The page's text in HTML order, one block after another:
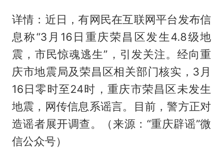
详情：近日，有网民在互联网平台发布信
息称“3月16日重庆荣昌区发生4.8级地
震，市民惊魂逃生”，引发关注。经向重
庆市地震局及荣昌区相关部门核实，3月
16日零时至24时，重庆市荣昌区未发生
地震，网传信息系谣言。目前，警方正对
造谣者展开调查。（来源：“重庆辟谣”微
信公众号）